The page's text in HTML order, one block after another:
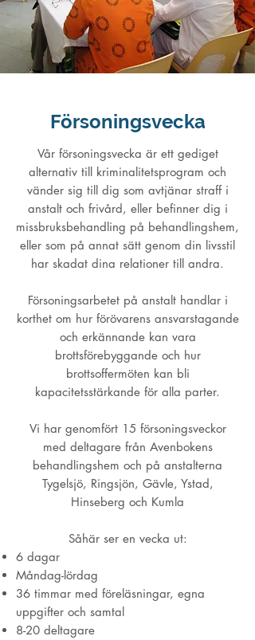
Försoningsvecka
Vår försoningsvecka är ett gediget
alternativ till kriminalitetsprogram och
vänder sig till dig som avtjänar straff i
anstalt och frivård, eller befinner dig i
missbruksbehandling på behandlingshem,
eller som på annat sätt genom din livsstil
har skadat dina relationer till andra.
Försoningsarbetet på anstalt handlar i
korthet om hur förövarens ansvarstagande
och erkännande kan vara
brottsförebyggande och hur
brottsoffermöten kan bli
kapacitetsstärkande för alla parter.
Vi har genomfört 15 försoningsveckor
med deltagare från Avenbokens
behandlingshem och på anstalterna
Tygelsjö, Ringsjön, Gävle, Ystad,
Hinseberg och Kumla
Såhär ser en vecka ut:
6 dagar
Måndag-lördag
36 timmar med föreläsningar, egna
uppgifter och samtal
8-20 deltagare